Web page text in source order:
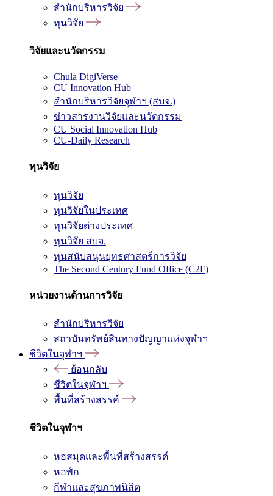
สำนักบริหารวิจัย
ทุนวิจัย
วิจัยและนวัตกรรม
Chula DigiVerse
CU Innovation Hub
สำนักบริหารวิจัยจุฬาฯ (สบจ.)
ข่าวสารงานวิจัยและนวัตกรรม
CU Social Innovation Hub
CU-Daily Research
ทุนวิจัย
ทุนวิจัย
ทุนวิจัยในประเทศ
ทุนวิจัยต่างประเทศ
ทุนวิจัย สบจ.
ทุนสนับสนุนยุทธศาสตร์การวิจัย
The Second Century Fund Office (C2F)
หน่วยงานด้านการวิจัย
สำนักบริหารวิจัย
สถาบันทรัพย์สินทางปัญญาแห่งจุฬาฯ
ชีวิตในจุฬาฯ
ย้อนกลับ
ชีวิตในจุฬาฯ
พื้นที่สร้างสรรค์
ชีวิตในจุฬาฯ
หอสมุดและพื้นที่สร้างสรรค์
หอพัก
กีฬาและสุขภาพนิสิต